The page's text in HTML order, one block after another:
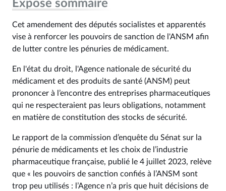
Exposé sommaire
Cet amendement des députés socialistes et apparentés
vise à renforcer les pouvoirs de sanction de l'ANSM afin
de lutter contre les pénuries de médicament.
En l'état du droit, l'Agence nationale de sécurité du
médicament et des produits de santé (ANSM) peut
prononcer à l’encontre des entreprises pharmaceutiques
qui ne respecteraient pas leurs obligations, notamment
en matière de constitution des stocks de sécurité.
Le rapport de la commission d’enquête du Sénat sur la
pénurie de médicaments et les choix de l’industrie
pharmaceutique française, publié le 4 juillet 2023, relève
que « les pouvoirs de sanction confiés à l’ANSM sont
trop peu utilisés : l’Agence n’a pris que huit décisions de